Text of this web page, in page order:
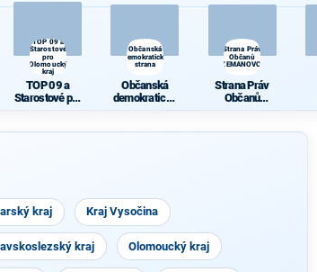
TOP 09 a
Starostové
pro
Olomoucký
kraj
TOP 09 a
Starostové pro
Občanská
demokratická
strana
Občanská
demokratická
Strana Práv
Občanů
ZEMANOVCI
Strana Práv
Občanů
ZEMANOVCI
kraj Kraj Vysočina
kraj Olomoucký kraj